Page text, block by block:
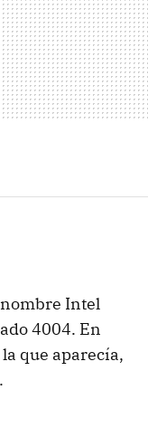
Intel
4004. En
que aparecía,